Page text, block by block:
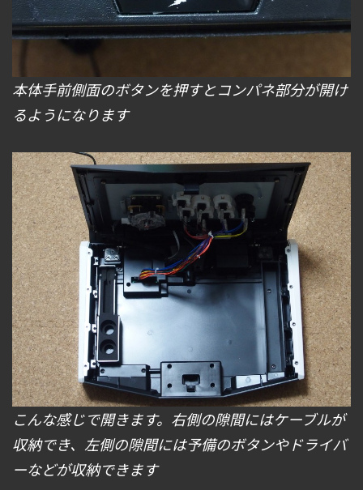
本体手前側面のボタンを押すとコンパネ部分が開け
るようになります
こんな感じで開きます。右側の隙間にはケーブルが
収納でき、左側の隙間には予備のボタンやドライバ
ーなどが収納できます